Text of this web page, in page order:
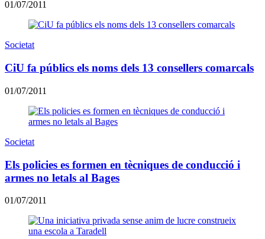
01/07/2011
Societat
CiU fa públics els noms dels 13 consellers comarcals
01/07/2011
Societat
Els policies es formen en tècniques de conducció i
armes no letals al Bages
01/07/2011